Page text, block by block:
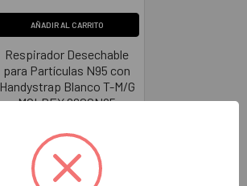
AÑADIR AL CARRITO
Respirador Desechable
para Partículas N95 con
Handystrap Blanco T-M/G
MOLDEX 2600N95
$54.00
MO2600